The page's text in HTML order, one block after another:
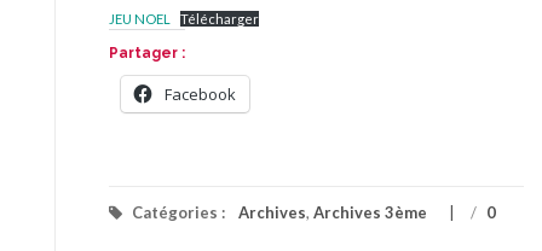
JEU NOEL Télécharger
Partager :
Facebook
Catégories : Archives, Archives 3ème / 0